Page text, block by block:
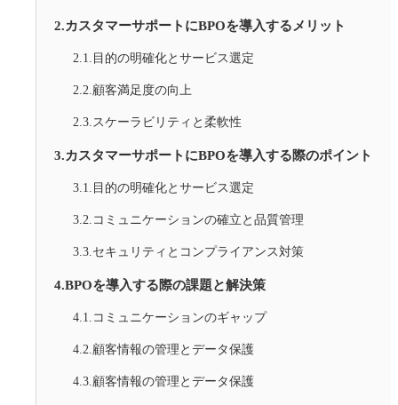
2.カスタマーサポートにBPOを導入するメリット
2.1.目的の明確化とサービス選定
2.2.顧客満足度の向上
2.3.スケーラビリティと柔軟性
3.カスタマーサポートにBPOを導入する際のポイント
3.1.目的の明確化とサービス選定
3.2.コミュニケーションの確立と品質管理
3.3.セキュリティとコンプライアンス対策
4.BPOを導入する際の課題と解決策
4.1.コミュニケーションのギャップ
4.2.顧客情報の管理とデータ保護
4.3.顧客情報の管理とデータ保護